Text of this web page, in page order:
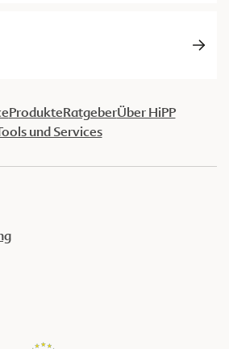
ProdukteRatgeberÜber HiPP
und Services